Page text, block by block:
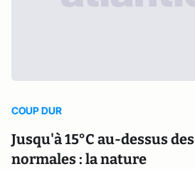
COUP DUR
Jusqu'à 15°C au-dessus des
normales : la nature